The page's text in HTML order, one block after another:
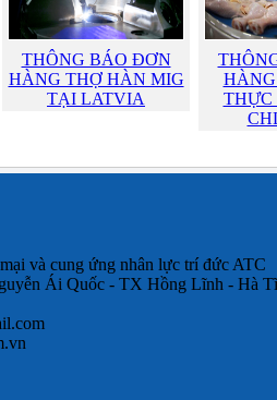
THÔNG BÁO ĐƠN
HÀNG THỢ HÀN MIG
TẠI LATVIA
THỰC
và cung ứng nhân lực trí đức ATC
Ái Quốc - TX Hồng Lĩnh - Hà